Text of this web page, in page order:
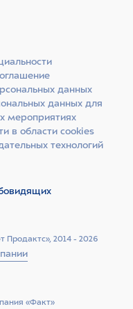
2014 - 2026
данных
данных для
мероприятиях
в области cookies
технологий
«Факт»